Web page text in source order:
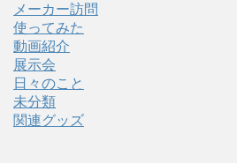
メーカー訪問
使ってみた
動画紹介
展示会
日々のこと
未分類
関連グッズ